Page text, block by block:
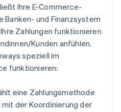
Ihre E-Commerce-
Banken- und Finanzsystem
Zahlungen funktionieren
Kunden anfühlen.
speziell im
funktionieren:
eine Zahlungsmethode
der Koordinierung der